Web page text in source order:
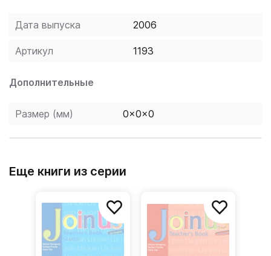
Дата выпуска 2006
Артикул 1193
Дополнительные
Размер (мм) 0x0x0
Еще книги из серии